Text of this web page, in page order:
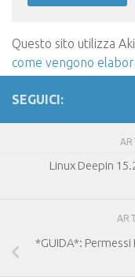
Questo sito utilizza
come vengono
SEGUICI:
Linux Deepin
*GUIDA*: Permessi